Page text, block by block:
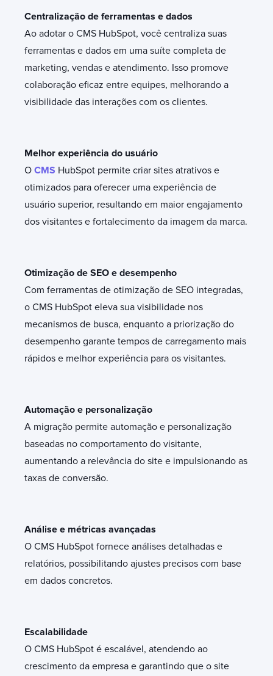
Centralização de ferramentas e dados
Ao adotar o CMS HubSpot, você centraliza suas
ferramentas e dados em uma suíte completa de
marketing, vendas e atendimento. Isso promove
colaboração eficaz entre equipes, melhorando a
visibilidade das interações com os clientes.
Melhor experiência do usuário
O CMS HubSpot permite criar sites atrativos e
otimizados para oferecer uma experiência de
usuário superior, resultando em maior engajamento
dos visitantes e fortalecimento da imagem da marca.
Otimização de SEO e desempenho
Com ferramentas de otimização de SEO integradas,
o CMS HubSpot eleva sua visibilidade nos
mecanismos de busca, enquanto a priorização do
desempenho garante tempos de carregamento mais
rápidos e melhor experiência para os visitantes.
Automação e personalização
A migração permite automação e personalização
baseadas no comportamento do visitante,
aumentando a relevância do site e impulsionando as
taxas de conversão.
Análise e métricas avançadas
O CMS HubSpot fornece análises detalhadas e
relatórios, possibilitando ajustes precisos com base
em dados concretos.
Escalabilidade
O CMS HubSpot é escalável, atendendo ao
crescimento da empresa e garantindo que o site